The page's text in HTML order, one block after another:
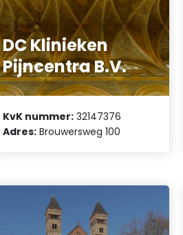
DC Klinieken
Pijncentra B.V.
KvK nummer: 32147376
Adres: Brouwersweg 100